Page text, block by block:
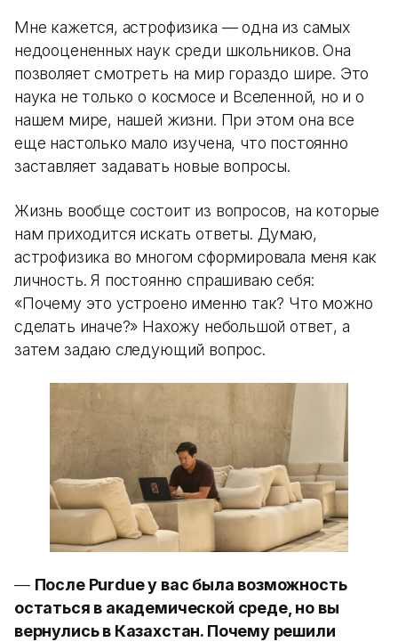
Мне кажется, астрофизика — одна из самых
недооцененных наук среди школьников. Она
позволяет смотреть на мир гораздо шире. Это
наука не только о космосе и Вселенной, но и о
нашем мире, нашей жизни. При этом она все
еще настолько мало изучена, что постоянно
заставляет задавать новые вопросы.
Жизнь вообще состоит из вопросов, на которые
нам приходится искать ответы. Думаю,
астрофизика во многом сформировала меня как
личность. Я постоянно спрашиваю себя:
«Почему это устроено именно так? Что можно
сделать иначе?» Нахожу небольшой ответ, а
затем задаю следующий вопрос.
— После Purdue у вас была возможность
остаться в академической среде, но вы
вернулись в Казахстан. Почему решили